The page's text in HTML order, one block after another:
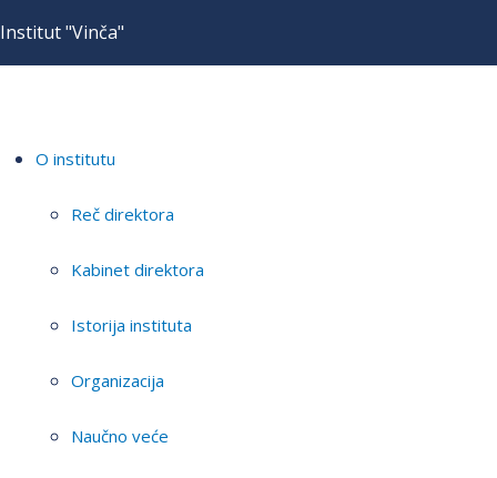
Institut "Vinča"
O institutu
Reč direktora
Kabinet direktora
Istorija instituta
Organizacija
Naučno veće